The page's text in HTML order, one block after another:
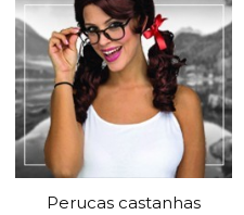
Perucas castanhas